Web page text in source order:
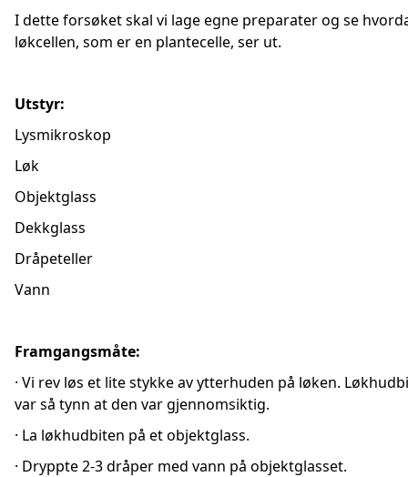
I dette forsøket skal vi lage egne preparater og se
løkcellen, som er en plantecelle, ser ut.
Utstyr:
Lysmikroskop
Løk
Objektglass
Dekkglass
Dråpeteller
Vann
Framgangsmåte:
· Vi rev løs et lite stykke av ytterhuden på løken.
var så tynn at den var gjennomsiktig.
· La løkhudbiten på et objektglass.
· Dryppte 2-3 dråper med vann på objektglasset.